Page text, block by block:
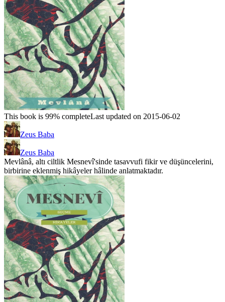
This book is 99% completeLast updated on 2015-06-02
Zeus Baba
Zeus Baba
Mevlânâ, altı ciltlik Mesnevî'sinde tasavvufi fikir ve düşüncelerini,
birbirine eklenmiş hikâyeler hâlinde anlatmaktadır.